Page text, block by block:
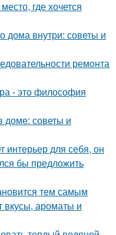
где хочется
дома внутри: советы и
ремонта
- это философия
доме: советы и
интерьер для себя, он
бы предложить
тем самым
вкусы, ароматы и